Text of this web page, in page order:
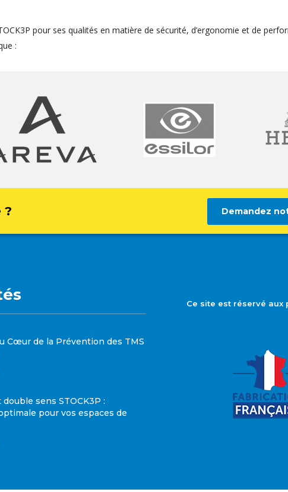
pour ses qualités en matière de sécurité, d’ergonomie et de
:
? Demandez
Cœur de la Prévention des TMS
sens STOCK3P :
pour vos espaces de
Ce site est réservé aux